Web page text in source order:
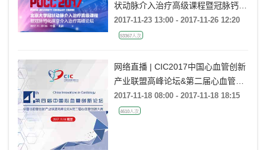
状动脉介入治疗高级课程暨冠脉钙化
病变介入治疗高峰论坛
2017-11-23 13:00 - 2017-11-26 12:20
53367人次
网络直播 | CIC2017中国心血管创新
产业联盟高峰论坛&第二届心血管创
新大赛
2017-11-18 08:00 - 2017-11-18 18:15
4610人次